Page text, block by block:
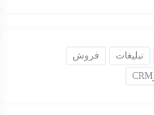
تبلیغات
فروش